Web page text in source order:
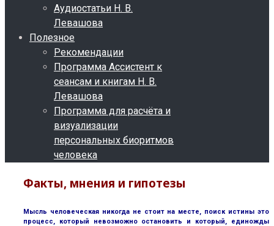
Аудиостатьи Н. В.
Левашова
Полезное
Рекомендации
Программа Ассистент к
сеансам и книгам Н. В.
Левашова
Программа для расчёта и
визуализации
персональных биоритмов
человека
Факты, мнения и гипотезы
Мысль человеческая никогда не стоит на месте, поиск истины это
процесс, который невозможно остановить и который, единожды